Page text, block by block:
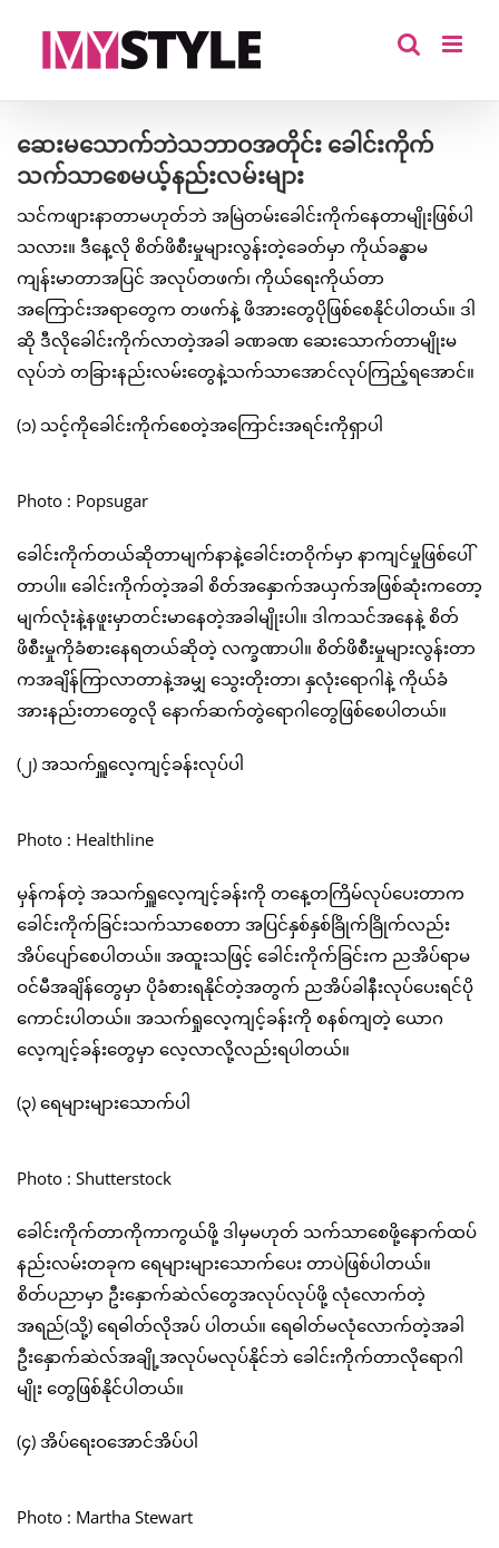
ဆေးမသောက်ဘဲသဘာဝအတိုင်း ခေါင်းကိုက်
သက်သာစေမယ့်နည်းလမ်းများ
သင်ကဖျားနာတာမဟုတ်ဘဲ အမြဲတမ်းခေါင်းကိုက်နေတာမျိုးဖြစ်ပါ
သလား။ ဒီနေ့လို စိတ်ဖိစီးမှုများလွန်းတဲ့ခေတ်မှာ ကိုယ်ခန္ဓာမ
ကျန်းမာတာအပြင် အလုပ်တဖက်၊ ကိုယ်ရေးကိုယ်တာ
အကြောင်းအရာတွေက တဖက်နဲ့ ဖိအားတွေပိုဖြစ်စေနိုင်ပါတယ်။ ဒါ
ဆို ဒီလိုခေါင်းကိုက်လာတဲ့အခါ ခဏခဏ ဆေးသောက်တာမျိုးမ
လုပ်ဘဲ တခြားနည်းလမ်းတွေနဲ့သက်သာအောင်လုပ်ကြည့်ရအောင်။
(၁) သင့်ကိုခေါင်းကိုက်စေတဲ့အကြောင်းအရင်းကိုရှာပါ
Photo : Popsugar
ခေါင်းကိုက်တယ်ဆိုတာမျက်နာနဲ့ခေါင်းတဝိုက်မှာ နာကျင်မှုဖြစ်ပေါ်
တာပါ။ ခေါင်းကိုက်တဲ့အခါ စိတ်အနှောက်အယှက်အဖြစ်ဆုံးကတော့
မျက်လုံးနဲ့နဖူးမှာတင်းမာနေတဲ့အခါမျိုးပါ။ ဒါကသင်အနေနဲ့ စိတ်
ဖိစီးမှုကိုခံစားနေရတယ်ဆိုတဲ့ လက္ခဏာပါ။ စိတ်ဖိစီးမှုများလွန်းတာ
ကအချိန်ကြာလာတာနဲ့အမျှ သွေးတိုးတာ၊ နှလုံးရောဂါနဲ့ ကိုယ်ခံ
အားနည်းတာတွေလို နောက်ဆက်တွဲရောဂါတွေဖြစ်စေပါတယ်။
(၂) အသက်ရှူလေ့ကျင့်ခန်းလုပ်ပါ
Photo : Healthline
မှန်ကန်တဲ့ အသက်ရှူလေ့ကျင့်ခန်းကို တနေ့တကြိမ်လုပ်ပေးတာက
ခေါင်းကိုက်ခြင်းသက်သာစေတာ အပြင်နှစ်နှစ်ခြိုက်ခြိုက်လည်း
အိပ်ပျော်စေပါတယ်။ အထူးသဖြင့် ခေါင်းကိုက်ခြင်းက ညအိပ်ရာမ
ဝင်မီအချိန်တွေမှာ ပိုခံစားရနိုင်တဲ့အတွက် ညအိပ်ခါနီးလုပ်ပေးရင်ပို
ကောင်းပါတယ်။ အသက်ရှုလေ့ကျင့်ခန်းကို စနစ်ကျတဲ့ ယောဂ
လေ့ကျင့်ခန်းတွေမှာ လေ့လာလို့လည်းရပါတယ်။
(၃) ရေများများသောက်ပါ
Photo : Shutterstock
ခေါင်းကိုက်တာကိုကာကွယ်ဖို့ ဒါမှမဟုတ် သက်သာစေဖို့နောက်ထပ်
နည်းလမ်းတခုက ရေများများသောက်ပေး တာပဲဖြစ်ပါတယ်။
စိတ်ပညာမှာ ဦးနှောက်ဆဲလ်တွေအလုပ်လုပ်ဖို့ လုံလောက်တဲ့
အရည်(သို့) ရေဓါတ်လိုအပ် ပါတယ်။ ရေဓါတ်မလုံလောက်တဲ့အခါ
ဦးနှောက်ဆဲလ်အချို့အလုပ်မလုပ်နိုင်ဘဲ ခေါင်းကိုက်တာလိုရောဂါ
မျိုး တွေဖြစ်နိုင်ပါတယ်။
(၄) အိပ်ရေးဝအောင်အိပ်ပါ
Photo : Martha Stewart